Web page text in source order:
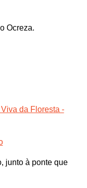
Ocreza.
da Floresta -
junto à ponte que